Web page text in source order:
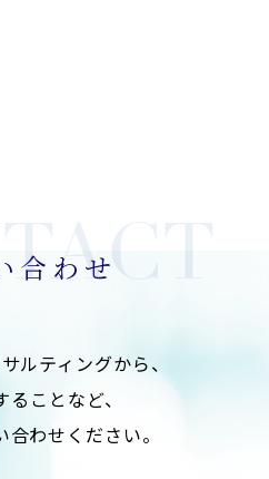
合わせ
ルティングから、
ことなど、
わせください。